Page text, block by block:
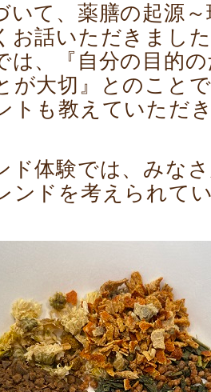
いて、薬膳の起源
お話いただきまし
は、『自分の目的
が大切』とのこと
トも教えていただ
ド体験では、みな
ンドを考えられて